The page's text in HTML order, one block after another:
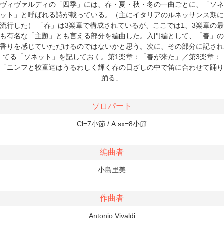
ヴィヴァルディの「四季」には、春・夏・秋・冬の一曲ごとに、「ソネ
ット」と呼ばれる詩が載っている。（主にイタリアのルネッサンス期に
流行した） 「春」は3楽章で構成されているが、ここでは1、3楽章の最
も有名な「主題」とも言える部分を編曲した。入門編として、「春」の
香りを感じていただけるのではないかと思う。次に、その部分に記され
てる「ソネット」を記しておく。第1楽章：「春が来た」／第3楽章：
「ニンフと牧童達はうるわしく輝く春の日ざしの中で笛に合わせて踊り
踊る」
ソロパート
Cl=7小節 / A.sx=8小節
編曲者
小島里美
作曲者
Antonio Vivaldi